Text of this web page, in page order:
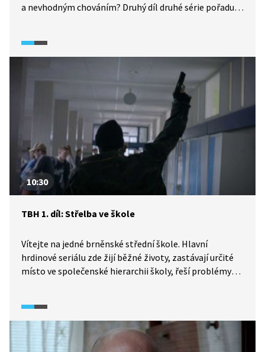
a nevhodným chováním? Druhý díl druhé série pořadu
hranic i asymetrických vztahů.
10:30
TBH 1. díl: Střelba ve škole
Vítejte na jedné brněnské střední škole. Hlavní
hrdinové seriálu zde žijí běžné životy, zastávají určité
místo ve společenské hierarchii školy, řeší problémy
ve škole ke střelbě. Bude někdo zraněn? Kdo je viník?
A kdo oběť? A proč k tomu všemu došlo?